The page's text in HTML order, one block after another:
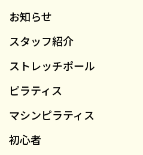
お知らせ
スタッフ紹介
ストレッチポール
ピラティス
マシンピラティス
初心者